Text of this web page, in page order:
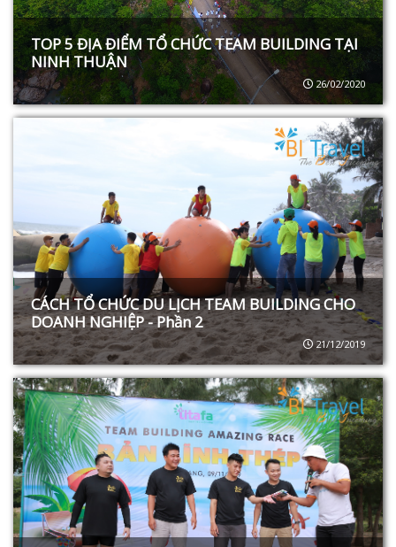
TOP 5 ĐỊA ĐIỂM TỔ CHỨC TEAM BUILDING TẠI
NINH THUẬN
26/02/2020
CÁCH TỔ CHỨC DU LỊCH TEAM BUILDING CHO
DOANH NGHIỆP - Phần 2
21/12/2019